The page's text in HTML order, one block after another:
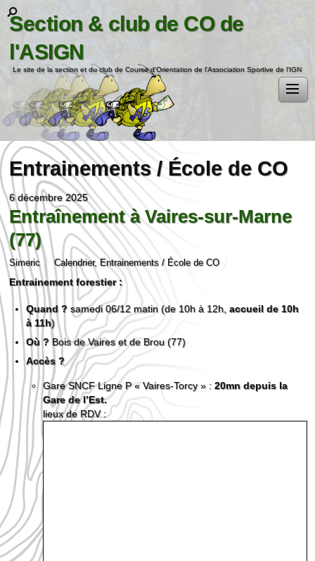
Section & club de CO de
l'ASIGN
Le site de la section et du club de Course d'Orientation de l'Association Sportive de l'IGN
Entrainements / École de CO
6 décembre 2025
Entraînement à Vaires-sur-Marne
(77)
Simeric Calendrier,Entrainements / École de CO
Entrainement forestier :
Quand ? samedi 06/12 matin (de 10h à 12h,accueil de 10h
à 11h)
Où ?Bois de Vaires et de Brou (77)
Accès ?
Gare SNCF Ligne P « Vaires-Torcy » :20mn depuis la
Gare de l’Est.
lieux de RDV :